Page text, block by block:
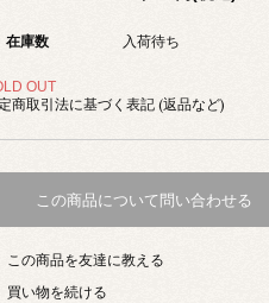
在庫数 入荷待ち
OUT
商取引法に基づく表記 (返品など)
この商品について問い合わせる
この商品を友達に教える
買い物を続ける